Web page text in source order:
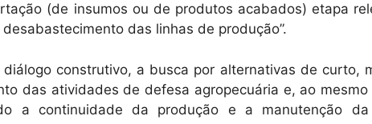
(de insumos ou de produtos acabados) etapa
das linhas de produção”.
construtivo, a busca por alternativas de curto,
das atividades de defesa agropecuária e, ao mesmo
a continuidade da produção e a manutenção da